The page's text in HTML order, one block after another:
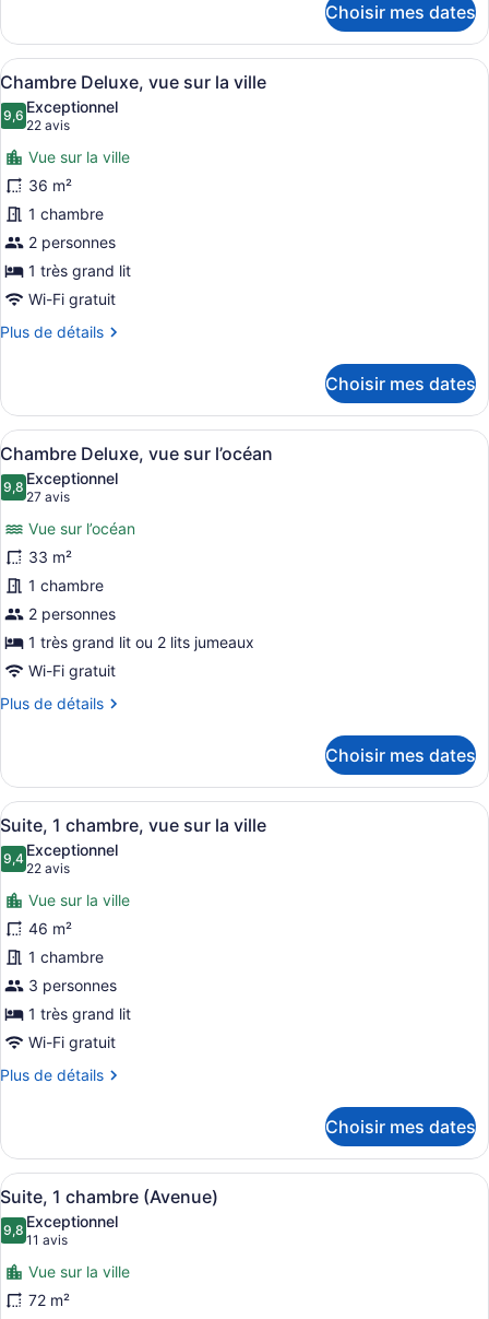
sur
l'océan
Chambre
supérieure,
vue
partielle
sur
l'océan
Choisir mes dates
Afficher
toutes
les
photos
pour
ce
type
de
chambre :
Chambre
Deluxe,
vue
la
ville
Une chambre à coucher bien
6
Chambre Deluxe, vue sur la ville
9,69,6 sur 10
Exceptionnel
22 avis
(22 avis)
Vue sur la ville
36 m²
1 chambre
2 personnes
1 très grand lit
Wi-Fi gratuit
Plus de détails
Plus
Chambre
Deluxe,
vue
la
Choisir mes dates
Afficher
toutes
les
photos
pour
ce
type
de
chambre :
Chambre
Deluxe,
vue
l’océan
Une chambre d’hôtel bien
6
Chambre Deluxe, vue sur l’océan
9,89,8 sur 10
Exceptionnel
27 avis
(27 avis)
Vue sur l’océan
33 m²
1 chambre
2 personnes
1 très grand lit ou 2 lits jumeaux
Wi-Fi gratuit
Plus de détails
Plus
Chambre
Deluxe,
vue
l’océan
Choisir mes dates
Afficher
toutes
les
photos
pour
ce
type
de
chambre :
Suite,
1
chambre,
sur
la
ville
Une chambre d’hôtel avec un
4
Suite, 1 chambre, vue sur la ville
9,49,4 sur 10
Exceptionnel
22 avis
(22 avis)
Vue sur la ville
46 m²
1 chambre
3 personnes
1 très grand lit
Wi-Fi gratuit
Plus de détails
Plus
Suite,
chambre,
sur
ville
Choisir mes dates
Afficher
toutes
les
photos
pour
ce
Literie de qualité, minibar, coffre-
5
Suite, 1 chambre (Avenue)
9,89,8 sur 10
Exceptionnel
11 avis
(11 avis)
Vue sur la ville
72 m²